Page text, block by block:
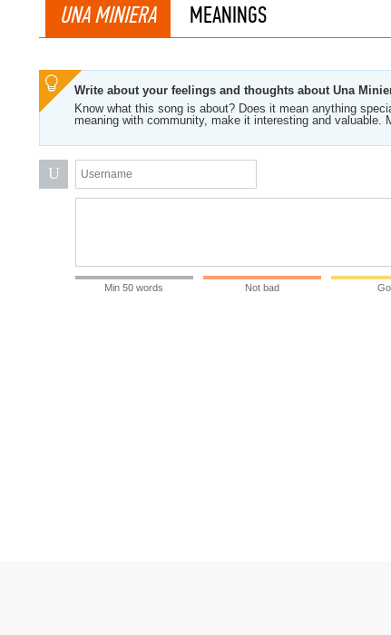
UNA MINIERA MEANINGS
Write about your feelings and thoughts about Una
Know what this song is about? Does it mean anything
meaning with community, make it interesting and valuable.
U
Min 50 words Not bad